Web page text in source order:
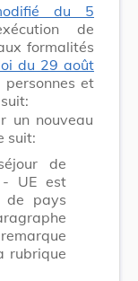
du 5
de
formalités
du 29 août
et
un nouveau
suit:
de
- UE est
de pays
rubrique